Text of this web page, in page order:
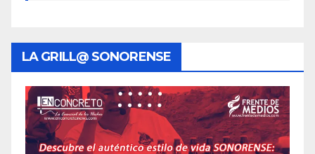
LA GRILL@ SONORENSE